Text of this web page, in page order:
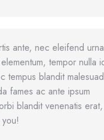
ante, nec eleifend
tempor nulla
tempus blandit
fames ac ante ipsum
blandit venenatis